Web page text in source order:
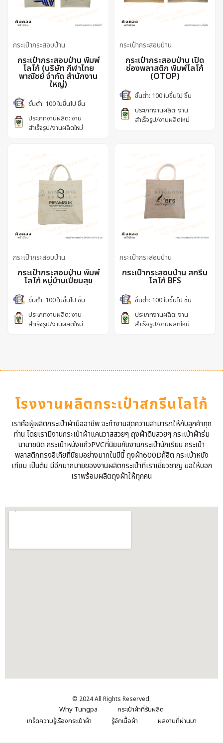
กระเป๋ากระสอบป่าน
กระเป๋ากระสอบป่าน พิมพ์
โลโก้ (บริษัท กีฬาไทย
พาณิชย์ จำกัด สำนักงาน
ใหญ่)
ขั้นต่ำ: 100 ใบขึ้นไป ชิ้น
ประเภทงานผลิต: งาน
สำเร็จรูป/งานผลิตใหม่
กระเป๋ากระสอบป่าน
กระเป๋ากระสอบป่าน เปิด
ช่องพลาสติก พิมพ์โลโก้
(OTOP)
ขั้นต่ำ: 100 ใบขึ้นไป ชิ้น
ประเภทงานผลิต: งาน
สำเร็จรูป/งานผลิตใหม่
กระเป๋ากระสอบป่าน
กระเป๋ากระสอบป่าน พิมพ์
โลโก้ หมู่บ้านเปี่ยมสุข
ขั้นต่ำ: 100 ใบขึ้นไป ชิ้น
ประเภทงานผลิต: งาน
สำเร็จรูป/งานผลิตใหม่
กระเป๋ากระสอบป่าน
กระเป๋ากระสอบป่าน สกรีน
โลโก้ BFS
ขั้นต่ำ: 100 ใบขึ้นไป ชิ้น
ประเภทงานผลิต: งาน
สำเร็จรูป/งานผลิตใหม่
โรงงานผลิตกระเป๋าสกรีนโลโก้
เราคือผู้ผลิตกระเป๋าผ้ามืออาชีพ จะทำงานสุดความสามารถให้กับลูกค้าทุก
ท่าน โดยเรามีงานกระเป๋าผ้าแคนวาสสวยๆ ถุงผ้าดิบสวยๆ กระเป๋าผ้าร่ม
นานาชนิด กระเป๋าหนังแก้วPVCที่นิยมกับงานกระเป๋านักเรียน กระเป๋า
พลาสติกทรงอิเกียที่นิยมอย่างมากในปีนี้ ถุงผ้า600Dก็ฮิต กระเป๋าหนัง
เทียม เป็นต้น มีอีกมากมายของงานผลิตกระเป๋าที่เราเชี่ยวชาญ ขอให้บอก
เราพร้อมผลิตถุงผ้าให้ทุกคน
© 2024 All Rights Reserved.
Why Tungpa
กระเป๋าผ้าที่รับผลิต
เกร็ดความรู้เรื่องกระเป๋าผ้า
รู้จักเนื้อผ้า ผลงานที่ผ่านมา